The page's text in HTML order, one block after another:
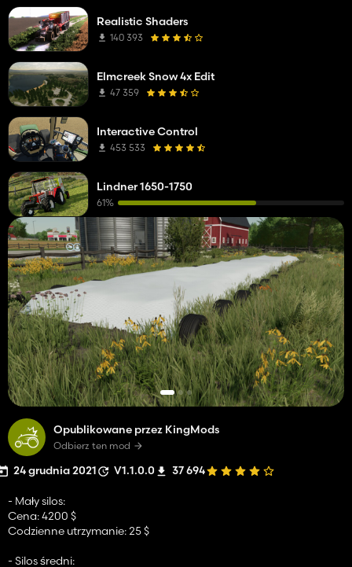
Opublikowane przez KingMods
Odbierz ten mod
24 grudnia 2021 V1.1.0.0 37 694
- Mały silos:
Cena: 4200 $
Codzienne utrzymanie: 25 $
- Silos średni:
Realistic Shaders
140 393
Elmcreek Snow 4x Edit
47 359
Interactive Control
453 533
Lindner 1650-1750
61%